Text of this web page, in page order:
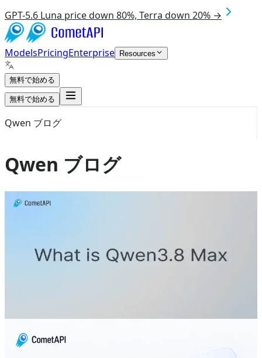
GPT-5.6 Luna price down 80%, Terra down 20% →
ModelsPricingEnterprise Resources
無料で始める
無料で始める
Qwen ブログ
Qwen ブログ
Aug 8, 2026
Qwen3.8 Max とは何ですか？
Aug 8, 2026
qwen 3.8 Max